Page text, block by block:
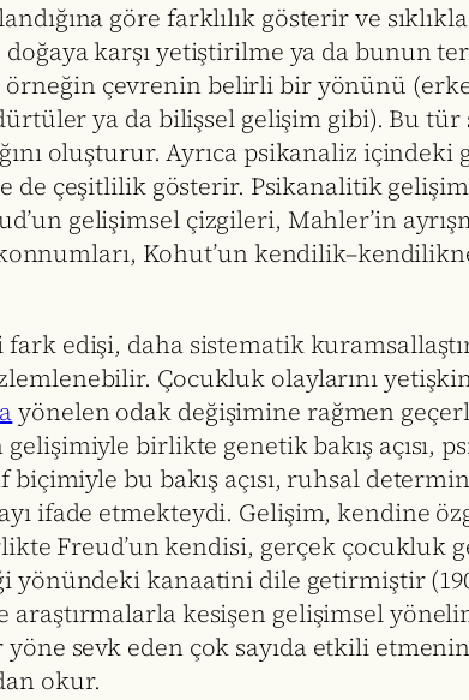
göre farklılık gösterir ve
karşı yetiştirilme ya da bunun
çevrenin belirli bir yönünü
ya da bilişsel gelişim gibi). Bu
oluşturur. Ayrıca psikanaliz
çeşitlilik gösterir. Psikanalitik
gelişimsel çizgileri, Mahler’in
Kohut’un
fark edişi, daha sistematik
Çocukluk olaylarını
yönelen odak değişimine rağmen
birlikte genetik bakış açısı,
biçimiyle bu bakış açısı, ruhsal
ifade etmekteydi. Gelişim, kendine
Freud’un kendisi, gerçek
kanaatini dile getirmiştir
kesişen gelişimsel
sevk eden çok sayıda etkili
okur.